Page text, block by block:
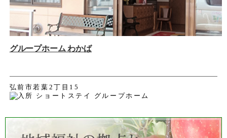
グループホーム わかば
弘前市若葉2丁目15